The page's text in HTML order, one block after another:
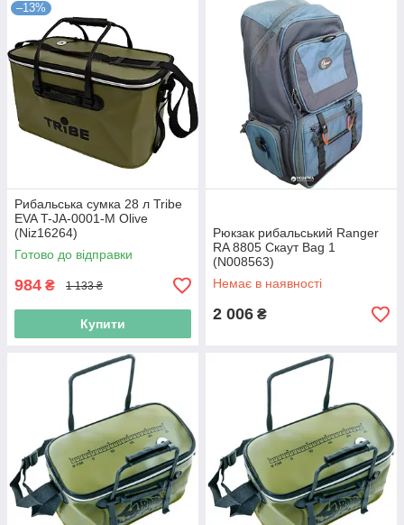
–13%
Рибальська сумка 28 л Tribe
EVA T-JA-0001-M Olive
(Niz16264)
Готово до відправки
984 ₴ 1 133 ₴
Купити
Рюкзак рибальський Ranger
RA 8805 Скаут Bag 1
(N008563)
Немає в наявності
2 006 ₴